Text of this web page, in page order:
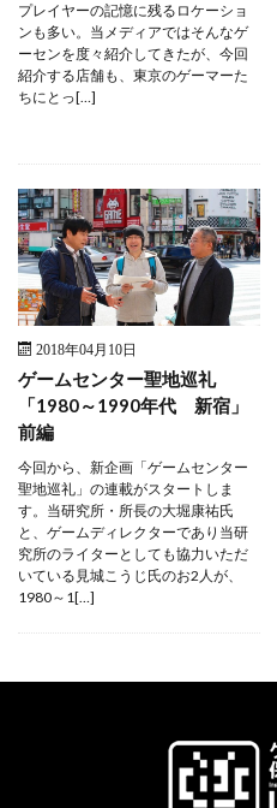
プレイヤーの記憶に残るロケーショ
ンも多い。当メディアではそんなゲ
ーセンを度々紹介してきたが、今回
紹介する店舗も、東京のゲーマーた
ちにとっ[…]
2018年04月10日
ゲームセンター聖地巡礼
「1980～1990年代 新宿」
前編
今回から、新企画「ゲームセンター
聖地巡礼」の連載がスタートしま
す。当研究所・所長の大堀康祐氏
と、ゲームディレクターであり当研
究所のライターとしても協力いただ
いている見城こうじ氏のお2人が、
1980～1[…]